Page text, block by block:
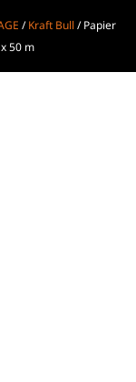
/Kraft Bull / Papier
50 m